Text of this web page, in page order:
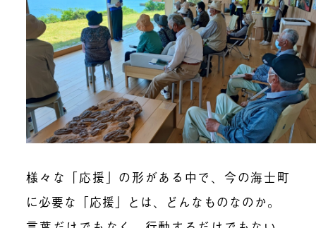
様々な「応援」の形がある中で、今の海士町
に必要な「応援」とは、どんなものなのか。